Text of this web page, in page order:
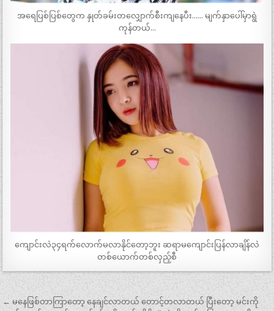
အရေပြစ်ပြစ်တွေက နှုတ်ခမ်းတလျှောက်စီးကျနေပီး…… မျက်နှာပေါ်မှာရွဲ
ကုန်တယ်…
ကျောင်းလဲ၃၄ရက်လောက်မလာနိုင်တော့ဘူး ဆရာမကျောင်းပြန်လာချိန်လဲ
တစ်ယောက်တစ်လှည့်စီ
Post
← မနေဖြစ်တာကြာတော့ နေချင်လာတယ် တောင့်တလာတယ် ပြီးတော့ မင်းကို